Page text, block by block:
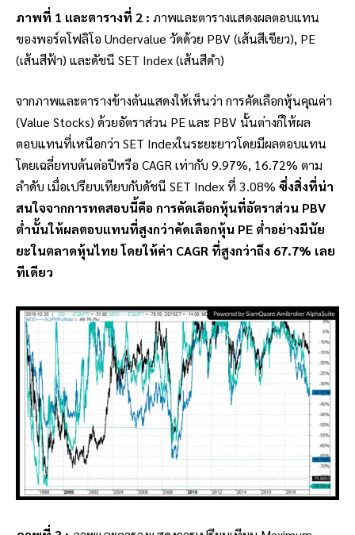
ภาพที่ 1 และตารางที่ 2 : ภาพและตารางแสดงผลตอบแทน
ของพอร์ตโฟลิโอ Undervalue วัดด้วย PBV (เส้นสีเขียว), PE
(เส้นสีฟ้า) และดัชนี SET Index (เส้นสีดำ)
จากภาพและตารางข้างต้นแสดงให้เห็นว่า การคัดเลือกหุ้นคุณค่า
(Value Stocks) ด้วยอัตราส่วน PE และ PBV นั้นต่างก็ให้ผล
ตอบแทนที่เหนือกว่า SET Indexในระยะยาวโดยมีผลตอบแทน
โดยเฉลี่ยทบต้นต่อปีหรือ CAGR เท่ากับ 9.97%, 16.72% ตาม
ลำดับ เมื่อเปรียบเทียบกับดัชนี SET Index ที่ 3.08% ซึ่งสิ่งที่น่า
สนใจจากการทดสอบนี้คือ การคัดเลือกหุ้นที่อัตราส่วน PBV
ต่ำนั้นให้ผลตอบแทนที่สูงกว่าคัดเลือกหุ้น PE ต่ำอย่างมีนัย
ยะในตลาดหุ้นไทย โดยให้ค่า CAGR ที่สูงกว่าถึง 67.7% เลย
ทีเดียว